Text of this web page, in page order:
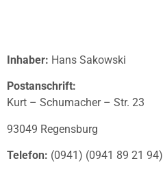
Inhaber: Hans Sakowski
Postanschrift:
Kurt – Schumacher – Str. 23
93049 Regensburg
Telefon: (0941) (0941 89 21 94)